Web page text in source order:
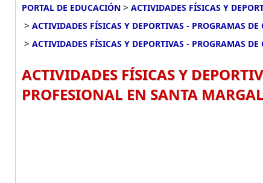
PORTAL DE EDUCACIÓN > ACTIVIDADES FÍSICAS Y
> ACTIVIDADES FÍSICAS Y DEPORTIVAS - PROGRAMAS
> ACTIVIDADES FÍSICAS Y DEPORTIVAS - PROGRAMAS
ACTIVIDADES FÍSICAS Y
PROFESIONAL EN SANTA